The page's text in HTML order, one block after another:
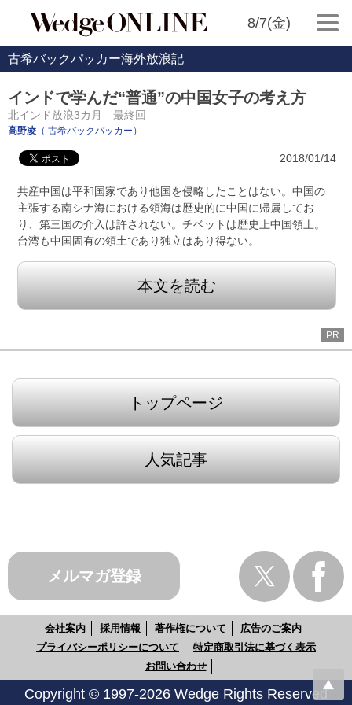
8/7(金)
古希バックパッカー海外放浪記
インドで学んだ“普通”の中国女子の考え方
北インド放浪3カ月 最終回
高野凌 （ 古希バックパッカー）
2018/01/14
共産中国は平和国家であり他国を侵略したことはない。中国の
主張する南シナ海における領海は歴史的に中国に帰属してお
り、第三国の介入は許されない。チベットは歴史上中国領土。
台湾も中国固有の領土であり独立はあり得ない。
本文を読む
PR
トップページ
人気記事
メルマガ登録
会社案内 採用情報 著作権について
広告のご案内
プライバシーポリシーについて
特定商取引法に基づく表示
お問い合わせ
Copyright © 1997-2026 Wedge Rights Reserved